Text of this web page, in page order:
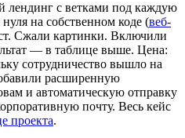
лендинг с ветками под каждую
на собственном коде (веб-
Сжали картинки. Включили
— в таблице выше. Цена:
сотрудничество вышло на
расширенную
и автоматическую отправку
почту. Весь кейс
проекта.